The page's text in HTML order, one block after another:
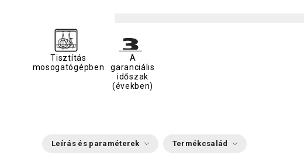
Tisztítás
mosogatógépben
A
garanciális
időszak
(években)
Leírás és paraméterek Termékcsalád